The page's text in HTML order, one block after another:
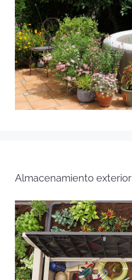
Almacenamiento exterior